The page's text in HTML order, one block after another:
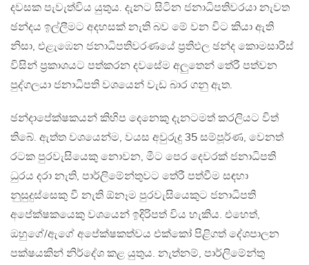
දවසක පැවැත්විය යුතුය. දැනට සිටින ජනාධිපතිවරයා නැවත
ඡන්දය ඉල්ලීමට අදහසක් නැති බව මේ වන විට කියා ඇති
නිසා, එළැඹෙන ජනාධිපතිවරණයේ ප‍්‍රතිඵල ඡන්ද කොමසාරිස්
විසින් ප‍්‍රකාශයට පත්කරන දවසේම අලුතෙන් තේරී පත්වන
පුද්ගලයා ජනාධිපති වශයෙන් වැඩ බාර ගනු ඇත.
ඡන්දාපේක්ෂකයන් කිහිප දෙනෙකු දැනටමත් කරලියට විත්
තිබේ. ඇත්ත වශයෙන්ම, වයස අවුරුදු 35 සම්පූර්ණ, වෙනත්
රටක පුරවැසියෙකු නොවන, මීට පෙර දෙවරක් ජනාධිපති
ධුරය දරා නැති, පාර්ලිමේන්තුවට තේරී පත්වීම සඳහා
නුසුදුස්සෙකු වී නැති ඕනෑම පුරවැසියෙකුට ජනාධිපති
අපේක්ෂකයෙකු වශයෙන් ඉදිරිපත් විය හැකිය. එහෙත්,
ඔහුගේ/ඇගේ අපේක්ෂකත්වය එක්කෝ පිළිගත් දේශපාලන
පක්ෂයකින් නිර්දේශ කළ යුතුය. නැත්නම්, පාර්ලිමේන්තු